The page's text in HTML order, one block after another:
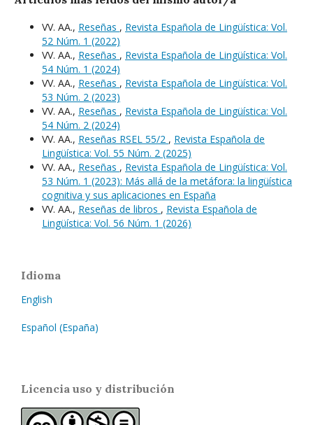
VV. AA., Reseñas , Revista Española de Lingüística: Vol.
52 Núm. 1 (2022)
VV. AA., Reseñas , Revista Española de Lingüística: Vol.
54 Núm. 1 (2024)
VV. AA., Reseñas , Revista Española de Lingüística: Vol.
53 Núm. 2 (2023)
VV. AA., Reseñas , Revista Española de Lingüística: Vol.
54 Núm. 2 (2024)
VV. AA., Reseñas RSEL 55/2 , Revista Española de
Lingüística: Vol. 55 Núm. 2 (2025)
VV. AA., Reseñas , Revista Española de Lingüística: Vol.
53 Núm. 1 (2023): Más allá de la metáfora: la lingüística
cognitiva y sus aplicaciones en España
VV. AA., Reseñas de libros , Revista Española de
Lingüística: Vol. 56 Núm. 1 (2026)
Idioma
English
Español (España)
Licencia uso y distribución